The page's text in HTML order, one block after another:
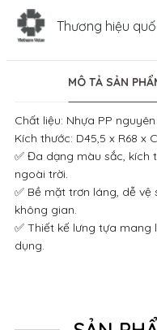
Thương hiệu
MÔ TẢ SẢN
Chất liệu: Nhựa PP
Kích thước: D45,5 x R68 x
✅ Đa dạng màu sắc, kích
ngoài trời.
✅ Bề mặt trơn láng, dễ
không gian.
✅ Thiết kế lưng tựa
dụng.